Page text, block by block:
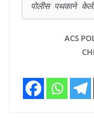
पोलीस पथकाने
ACS